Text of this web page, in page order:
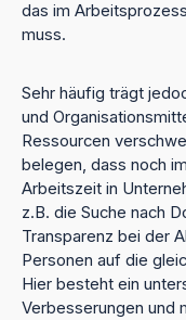
das im
muss.
Sehr häufig trägt
und
Ressourcen
belegen, dass noch
Arbeitszeit in
z.B. die Suche nach
Transparenz bei der
Personen auf die
Hier besteht ein
Verbesserungen und